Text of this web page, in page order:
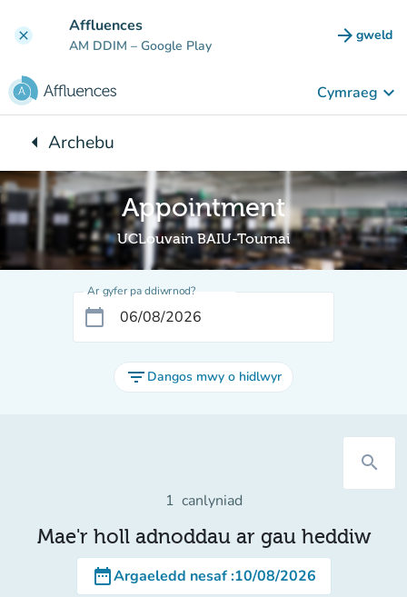
clear Affluences
AM DDIM – Google Play arrow_forward gweld
(tab
Cymraeg keyboard_arrow_down
arrow_leftYn ôl i:
Archebu
Appointment
UCLouvain BAIU-Tournai
Ar gyfer pa ddiwrnod?
calendar_today
filter_list Dangos mwy o hidlwyr
search
1 canlyniad
Mae'r holl adnoddau ar gau heddiw
date_rangeArgaeledd nesaf:10/08/2026